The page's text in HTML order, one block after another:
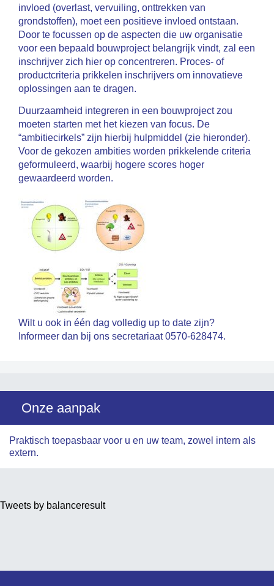
invloed (overlast, vervuiling, onttrekken van
grondstoffen), moet een positieve invloed ontstaan.
Door te focussen op de aspecten die uw organisatie
voor een bepaald bouwproject belangrijk vindt, zal een
inschrijver zich hier op concentreren. Proces- of
productcriteria prikkelen inschrijvers om innovatieve
oplossingen aan te dragen.
Duurzaamheid integreren in een bouwproject zou
moeten starten met het kiezen van focus. De
“ambitiecirkels” zijn hierbij hulpmiddel (zie hieronder).
Voor de gekozen ambities worden prikkelende criteria
geformuleerd, waarbij hogere scores hoger
gewaardeerd worden.
Wilt u ook in één dag volledig up to date zijn?
Informeer dan bij ons secretariaat 0570-628474.
Onze aanpak
Praktisch toepasbaar voor u en uw team, zowel intern als
extern.
Tweets by balanceresult